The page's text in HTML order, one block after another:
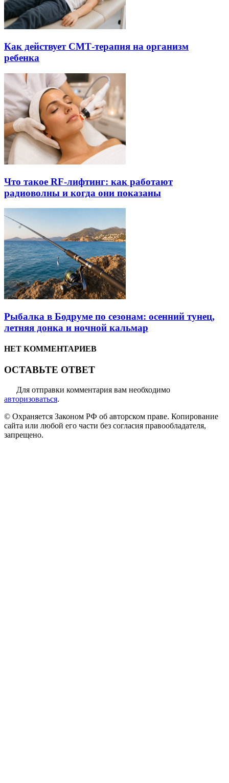
Как действует СМТ-терапия на организм
ребенка
Что такое RF-лифтинг: как работают
радиоволны и когда они показаны
Рыбалка в Бодруме по сезонам: осенний тунец,
летняя донка и ночной кальмар
НЕТ КОММЕНТАРИЕВ
ОСТАВЬТЕ ОТВЕТ
Для отправки комментария вам необходимо
авторизоваться.
© Охраняется Законом РФ об авторском праве. Копирование
сайта или любой его части без согласия правообладателя,
запрещено.